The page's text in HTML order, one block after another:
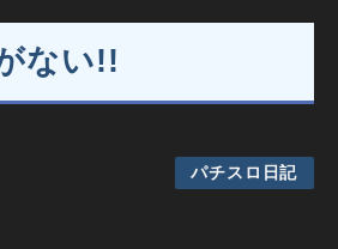
ない!!
パチスロ日記